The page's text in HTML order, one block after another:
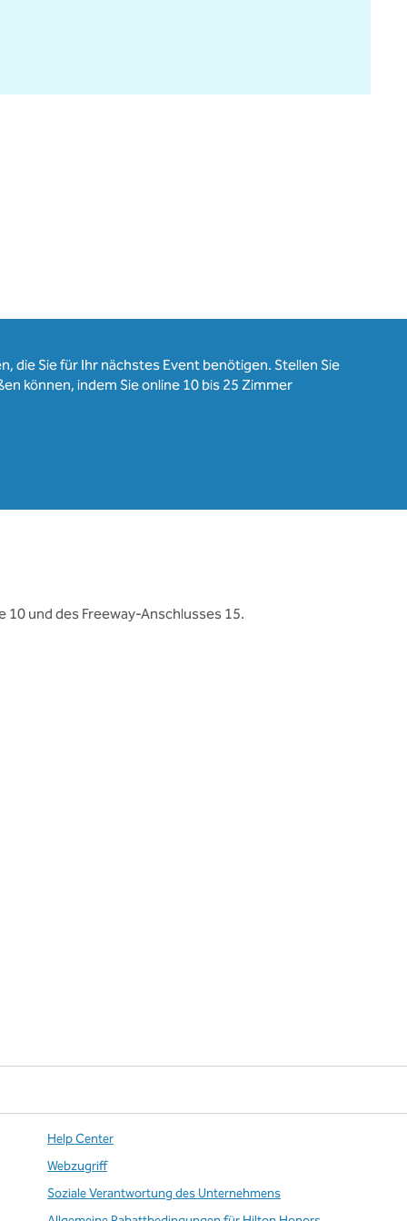
die Sie für Ihr nächstes Event benötigen. Stellen Sie
können, indem Sie online 10 bis 25 Zimmer
10 und des Freeway-Anschlusses 15.
Help Center
Webzugriff
Soziale Verantwortung des Unternehmens